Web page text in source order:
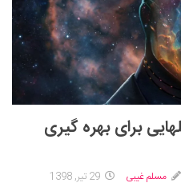
قدرت و توان ذهن و راه حل‎هایی برای بهره گیری
مسلم غیبی 29 تیر, 1398